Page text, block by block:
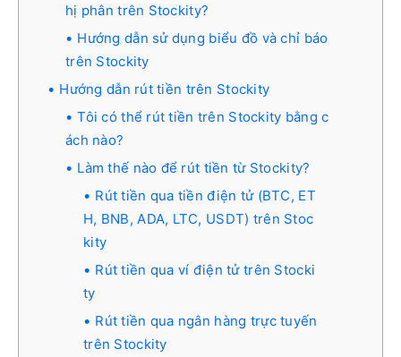
hị phân trên Stockity?
Hướng dẫn sử dụng biểu đồ và chỉ báo
trên Stockity
Hướng dẫn rút tiền trên Stockity
Tôi có thể rút tiền trên Stockity bằng c
ách nào?
Làm thế nào để rút tiền từ Stockity?
Rút tiền qua tiền điện tử (BTC, ET
H, BNB, ADA, LTC, USDT) trên Stoc
kity
Rút tiền qua ví điện tử trên Stocki
ty
Rút tiền qua ngân hàng trực tuyến
trên Stockity